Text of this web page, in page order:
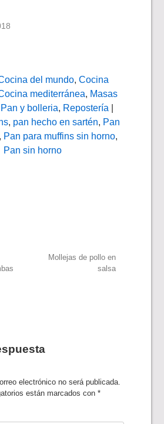
del mundo, Cocina
mediterránea, Masas
Pan y bolleria, Repostería
, pan hecho en sartén, Pan
Pan para muffins sin horno,
Pan sin horno
Mollejas de pollo en
salsa
electrónico no será publicada.
están marcados con*